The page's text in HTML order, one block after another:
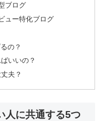
ブログ
ュー特化ブログ
の？
いいの？
夫？
人に共通する5つ